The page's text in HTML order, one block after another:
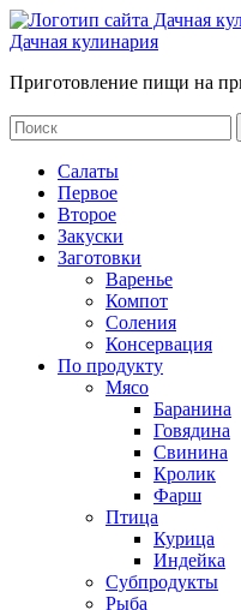
Дачная кулинария
Приготовление пищи на
Салаты
Первое
Второе
Закуски
Заготовки
Варенье
Компот
Соления
Консервация
По продукту
Мясо
Баранина
Говядина
Свинина
Кролик
Фарш
Птица
Курица
Индейка
Субпродукты
Рыба